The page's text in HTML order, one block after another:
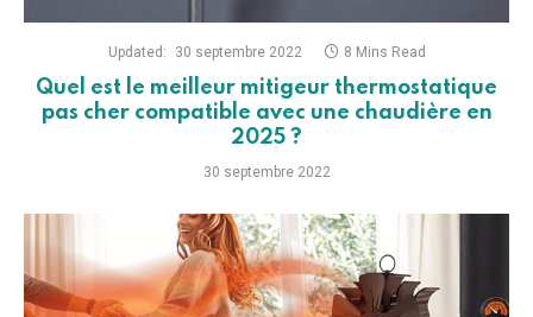
Updated: 30 septembre 2022 8 Mins Read
Quel est le meilleur mitigeur thermostatique
pas cher compatible avec une chaudière en
2025 ?
30 septembre 2022